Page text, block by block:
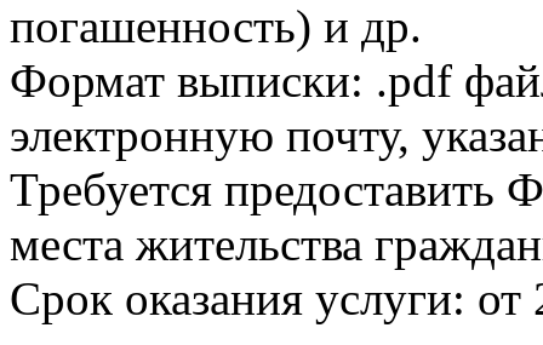
погашенность) и др.
Формат выписки: .pdf
электронную почту,
Требуется
места жительства
Срок оказания услуги: от